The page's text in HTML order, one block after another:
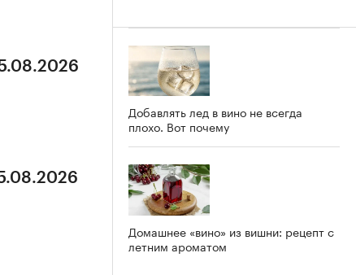
Добавлять лед в вино не всегда
плохо. Вот почему
Домашнее «вино» из вишни: рецепт с
летним ароматом